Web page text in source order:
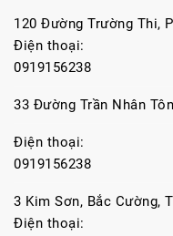
120 Đường Trường Thi,
Điện thoại:
0919156238
33 Đường Trần Nhân
Điện thoại:
0919156238
3 Kim Sơn, Bắc Cường,
Điện thoại: